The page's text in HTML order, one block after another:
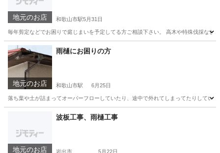
地元のお店 和歌山市駅5月31日
毎年剪定などでお困りで庭じまいを予定してる方ご相談下さい。 高木や特殊伐採など
和歌山 和歌山市 和歌山市駅
地元のお店
雨樋にお困りの方
和歌山市駅 6月25日
落ち葉や土が詰まってオーバーフローしていたり、途中で外れてしまってたりしてい
和歌山市 和歌山市駅 その他
地元のお店
波板工事、雨樋工事
岩出市 5月22日